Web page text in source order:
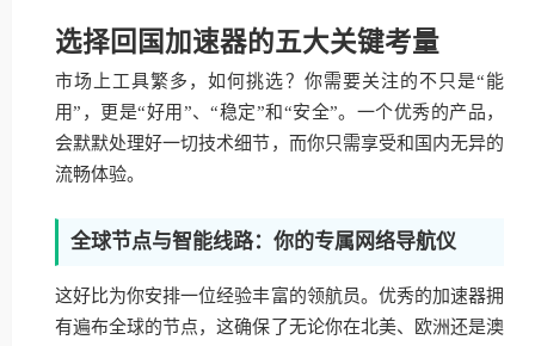
选择回国加速器的五大关键考量
市场上工具繁多，如何挑选？你需要关注的不只是“能
用”，更是“好用”、“稳定”和“安全”。一个优秀的产品，
会默默处理好一切技术细节，而你只需享受和国内无异的
流畅体验。
全球节点与智能线路：你的专属网络导航仪
这好比为你安排一位经验丰富的领航员。优秀的加速器拥
有遍布全球的节点，这确保了无论你在北美、欧洲还是澳